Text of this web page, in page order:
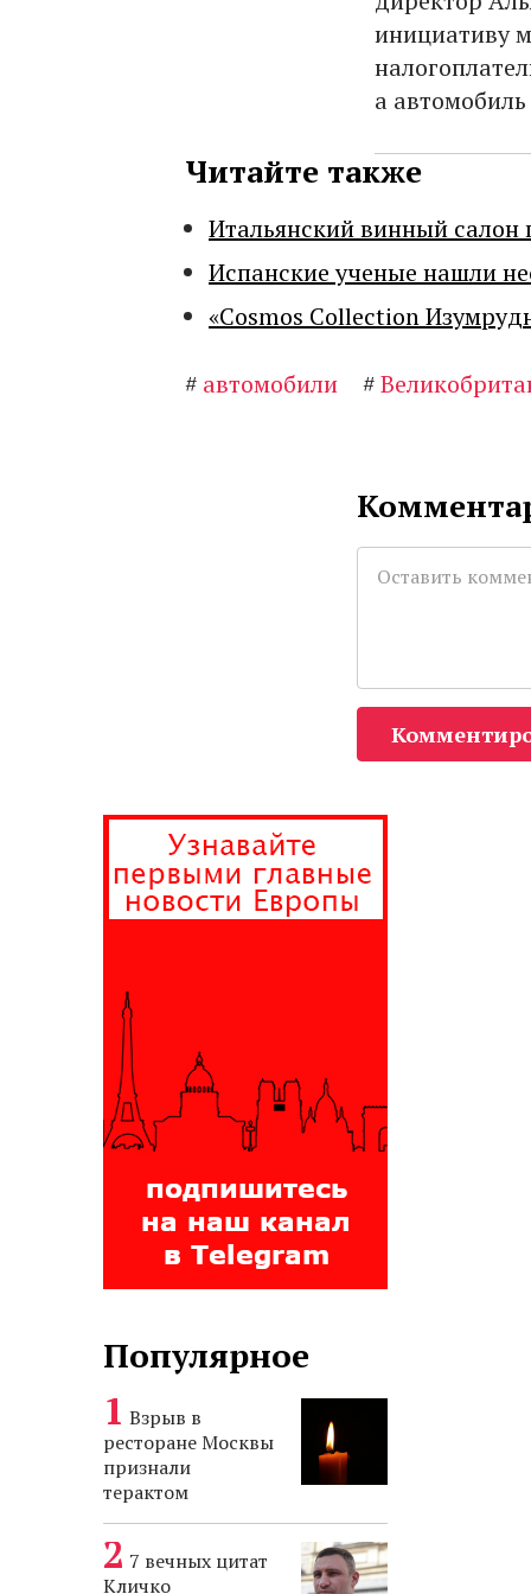
инициативу
а
Читайте также
Итальянский винный салон
Испанские ученые нашли
«Cosmos Collection
# автомобили #
Популярное
Взрыв в
ресторане Москвы
признали
терактом
7 вечных цитат
Кличко